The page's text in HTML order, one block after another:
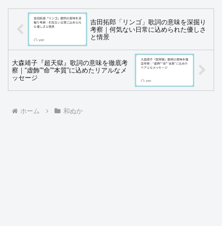
吉田拓郎「リンゴ」歌詞の意味を深掘り
考察｜何気ない日常に込められた優しさ
と情景
大森靖子『超天獄』歌詞の意味を徹底考
察｜“虚飾”“命”“本質”に込めたリアルなメ
ッセージ
ホーム 和ぬか